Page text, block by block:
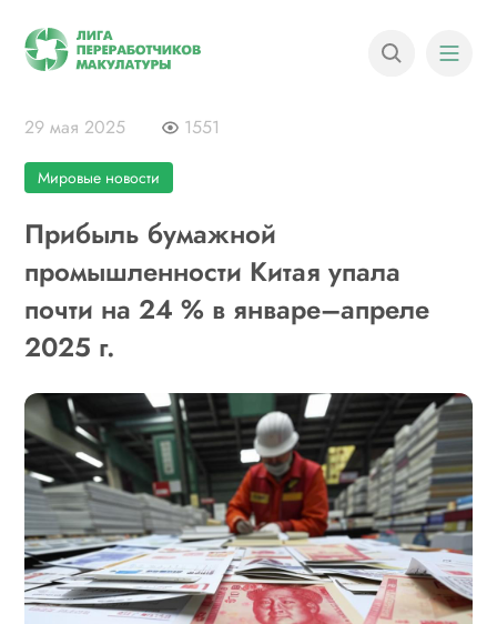
29 мая 2025 1551
Мировые новости
Прибыль бумажной
промышленности Китая упала
почти на 24 % в январе–апреле
2025 г.